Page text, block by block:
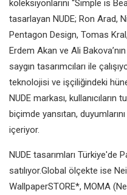
koleksiyonlarını “Simple is
tasarlayan NUDE; Ron Arad,
Pentagon Design, Tomas
Erdem Akan ve Ali
saygın tasarımcıları ile
teknolojisi ve işçiliğindeki
NUDE markası,
biçimde yansıtan,
içeriyor.
NUDE tasarımları Türkiye'de
satılıyor.Global ölçekte ise
WallpaperSTORE*, MOMA